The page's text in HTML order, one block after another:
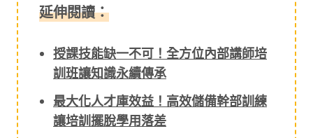
延伸閱讀：
授課技能缺一不可！全方位內部講師培
訓班讓知識永續傳承
最大化人才庫效益！高效儲備幹部訓練
讓培訓擺脫學用落差